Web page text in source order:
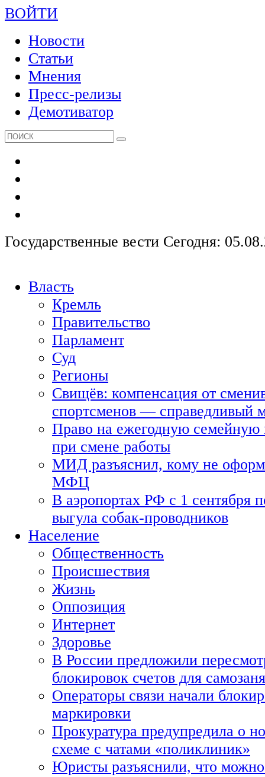
ВОЙТИ
Новости
Статьи
Мнения
Пресс-релизы
Демотиватор
Государственные вести Сегодня:
Власть
Кремль
Правительство
Парламент
Суд
Регионы
Свищёв: компенсация от
спортсменов — справедливый
Право на ежегодную семейную
при смене работы
МИД разъяснил, кому не
МФЦ
В аэропортах РФ с 1 сентября
выгула собак-проводников
Население
Общественность
Происшествия
Жизнь
Оппозиция
Интернет
Здоровье
В России предложили
блокировок счетов для
Операторы связи начали
маркировки
Прокуратура предупредила о
схеме с чатами «поликлиник»
Юристы разъяснили, что можно